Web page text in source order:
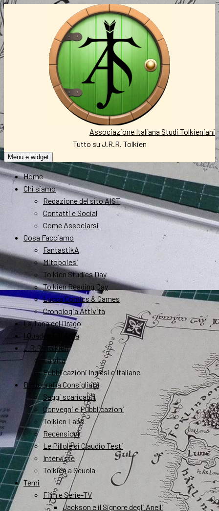
Vai
al
Associazione Italiana Studi Tolkieniani
Tutto su J.R.R. Tolkien
Menu e widget
Home
Chi siamo
Redazione del sito AIST
Contatti e Social
Come Associarsi
Cosa Facciamo
FantastikA
Mitopoiesi
Tolkien Studies Day
Tolkien Reading Day
Lucca Comics & Games
Cronologia Attività
La Tana del Drago
I Quaderni di Arda
J.R.R. Tolkien
La vita
Pubblicazioni Inglesi e Italiane
Bibliografia Consigliata
Saggi scaricabili
Convegni e Pubblicazioni
Tolkien Labs
Recensioni
Le Pillole di Claudio Testi
Interviste
Tolkien a Scuola
Temi
Film e Serie-TV
Jackson e il Signore degli Anelli